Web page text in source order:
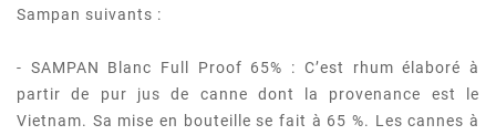
Sampan suivants :
- SAMPAN Blanc Full Proof 65% : C’est rhum élaboré à
partir de pur jus de canne dont la provenance est le
Vietnam. Sa mise en bouteille se fait à 65 %. Les cannes à